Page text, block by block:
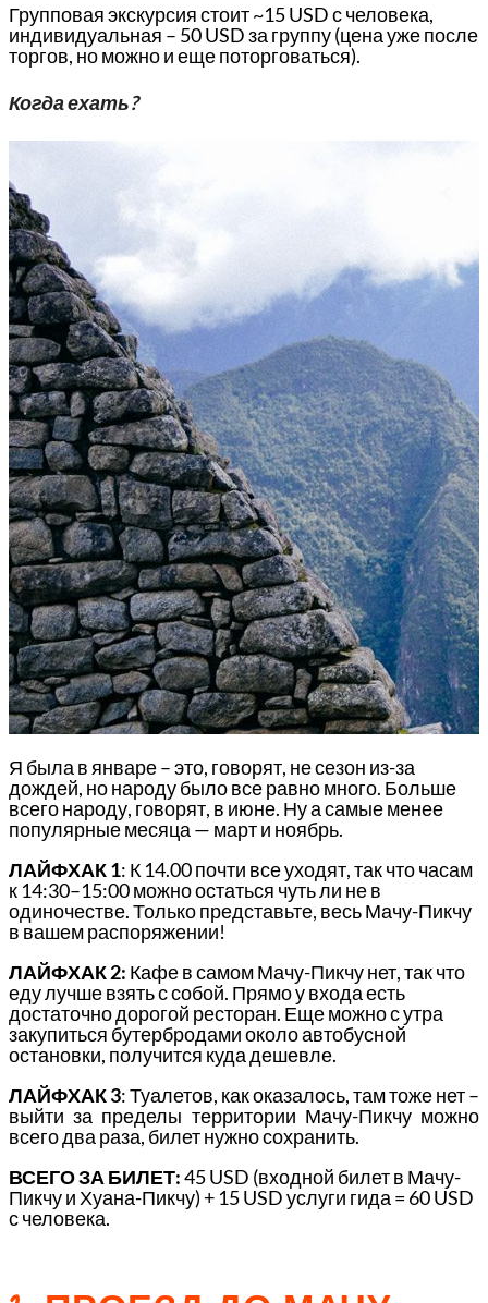
Групповая экскурсия стоит ~15 USD с человека,
индивидуальная – 50 USD за группу (цена уже после
торгов, но можно и еще поторговаться).
Когда ехать?
Я была в январе – это, говорят, не сезон из-за
дождей, но народу было все равно много. Больше
всего народу, говорят, в июне. Ну а самые менее
популярные месяца — март и ноябрь.
ЛАЙФХАК 1: К 14.00 почти все уходят, так что часам
к 14:30–15:00 можно остаться чуть ли не в
одиночестве. Только представьте, весь Мачу-Пикчу
в вашем распоряжении!
ЛАЙФХАК 2: Кафе в самом Мачу-Пикчу нет, так что
еду лучше взять с собой. Прямо у входа есть
достаточно дорогой ресторан. Еще можно с утра
закупиться бутербродами около автобусной
остановки, получится куда дешевле.
ЛАЙФХАК 3: Туалетов, как оказалось, там тоже нет –
выйти за пределы территории Мачу-Пикчу можно
всего два раза, билет нужно сохранить.
ВСЕГО ЗА БИЛЕТ:45 USD (входной билет в Мачу-
Пикчу и Хуана-Пикчу) + 15 USD услуги гида = 60 USD
с человека.